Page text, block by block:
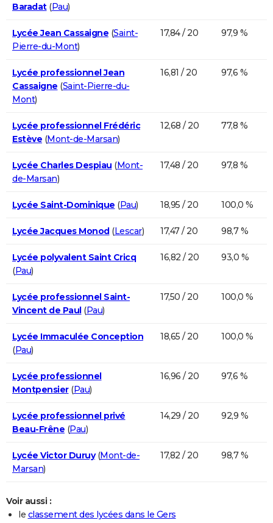
Baradat(Pau)
Lycée Jean Cassaigne (Saint-
Pierre-du-Mont)
17,84 / 20 97,9 %
Lycée professionnel Jean
Cassaigne (Saint-Pierre-du-
Mont)
16,81 / 20 97,6 %
Lycée professionnel Frédéric
Estève (Mont-de-Marsan)
12,68 / 20 77,8 %
Lycée Charles Despiau (Mont-
de-Marsan)
17,48 / 20 97,8 %
Lycée Saint-Dominique (Pau) 18,95 / 20 100,0 %
Lycée Jacques Monod(Lescar) 17,47 / 20 98,7 %
Lycée polyvalent Saint Cricq
(Pau)
16,82 / 20 93,0 %
Lycée professionnel Saint-
Vincent de Paul(Pau)
17,50 / 20 100,0 %
Lycée Immaculée Conception
(Pau)
18,65 / 20 100,0 %
Lycée professionnel
Montpensier(Pau)
16,96 / 20 97,6 %
Lycée professionnel privé
Beau-Frêne (Pau)
14,29 / 20 92,9 %
Lycée Victor Duruy(Mont-de-
Marsan)
17,82 / 20 98,7 %
Voir aussi :
le classement des lycées dans le Gers